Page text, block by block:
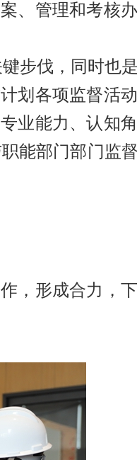
、管理和考核
步伐，同时也
划各项监督活动
业能力、认知
能部门部门监
，形成合力，